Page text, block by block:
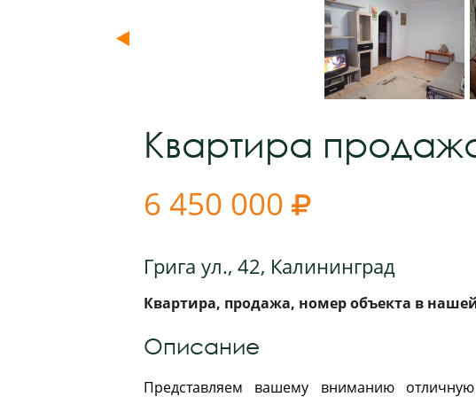
Квартира
6 450 000 
Грига ул., 42, Калининград
Квартира, продажа, номер объекта в нашей
Описание
Представляем вашему вниманию